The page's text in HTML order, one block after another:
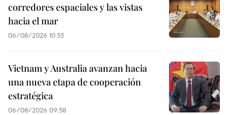
corredores espaciales y las vistas
hacia el mar
06/08/2026 10:55
Vietnam y Australia avanzan hacia
una nueva etapa de cooperación
estratégica
06/08/2026 09:58